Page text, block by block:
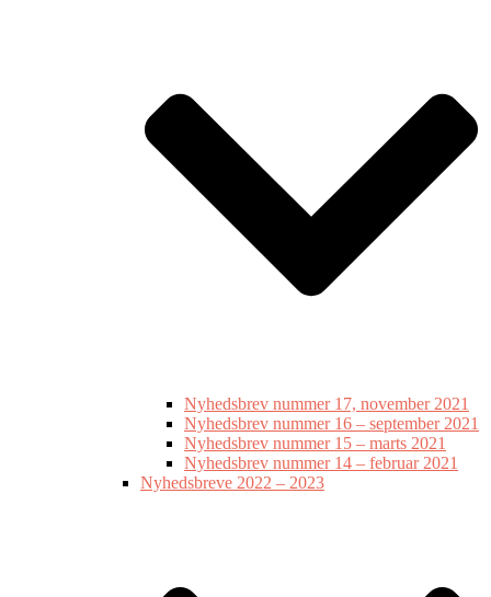
Nyhedsbrev nummer 17, november 2021
Nyhedsbrev nummer 16 – september 2021
Nyhedsbrev nummer 15 – marts 2021
Nyhedsbrev nummer 14 – februar 2021
Nyhedsbreve 2022 – 2023